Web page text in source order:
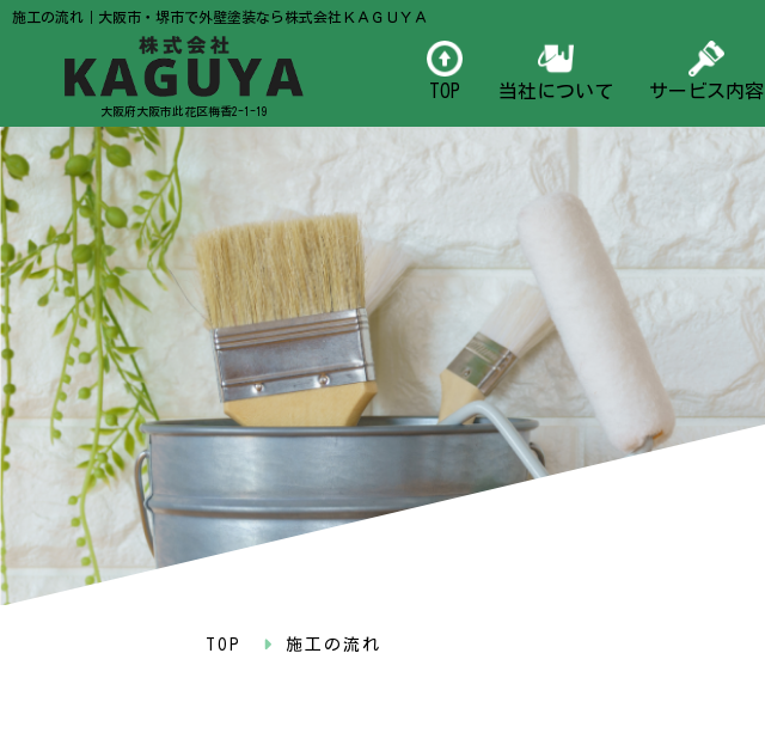
施工の流れ｜大阪市・堺市で外壁塗装なら株式会社ＫＡＧＵＹＡ
大阪府大阪市此花区梅香2-1-19
TOP 当社について サービス内容
TOP 施工の流れ